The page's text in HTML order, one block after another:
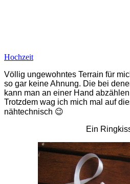
Hochzeit
Völlig ungewohntes Terrain für
so gar keine Ahnung. Die bei
kann man an einer Hand
Trotzdem wag ich mich mal auf
nähtechnisch 😉
Ein